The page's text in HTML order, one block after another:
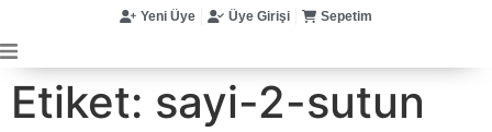
Yeni Üye Üye Girişi Sepetim
Etiket: sayi-2-sutun